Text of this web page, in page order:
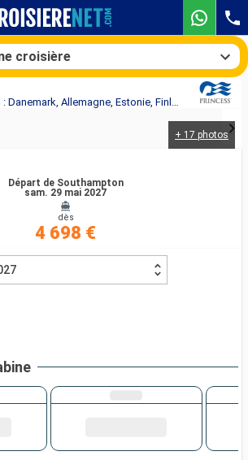
Croisière Sky Princess : Danemark, Allemagne, Estonie, Finlande, Suède, Royaume-Uni, Norvège au départ de Southampton
+ 17 photos
Départ de Southampton
sam. 29 mai 2027
dès
4 698 €
croisière
Rechercher